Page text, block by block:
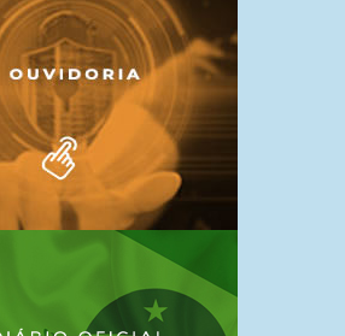
7 de outubro de 2024
15 DE MAIO – DIA DO
ASSISTENTE SOCIAL
7 de outubro de 2024
CÂMARA ITINERANTE